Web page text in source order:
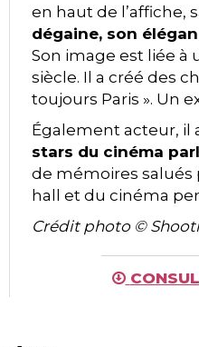
en haut de l’affiche,
dégaine, son
Son image est liée à
siècle. Il a créé des
toujours Paris ». Un
Également acteur, il
stars du cinéma
de mémoires salués
hall et du cinéma
Crédit photo ©